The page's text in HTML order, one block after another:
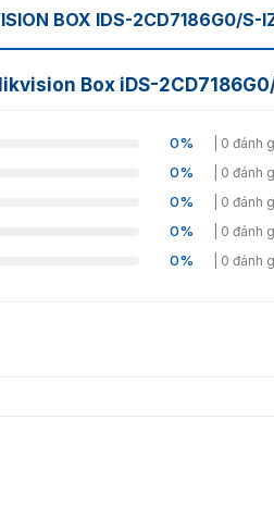
thanh, hỗ trợ đàm thoại hai chiều.
khác để tăng cường an ninh.
bị khác như bộ điều khiển
thời tiết, thích hợp lắp đặt cả
mạnh, đảm bảo an toàn cho
BOX IDS-2CD7186G0/S-
Box iDS-
0% | 0 đánh
0% | 0 đánh
0% | 0 đánh
0% | 0 đánh
0% | 0 đánh